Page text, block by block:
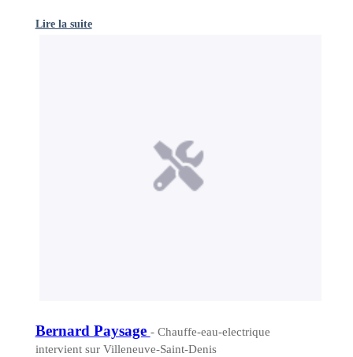
Lire la suite
Bernard Paysage - Chauffe-eau-electrique
intervient sur Villeneuve-Saint-Denis